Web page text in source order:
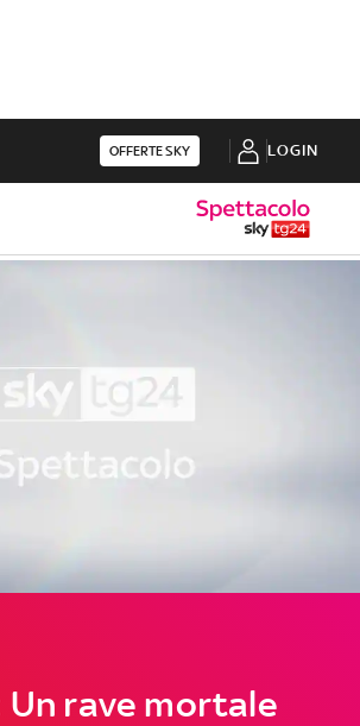
OFFERTE SKY LOGIN
Un rave mortale